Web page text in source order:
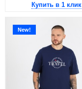
Купить в 1 клик
New!